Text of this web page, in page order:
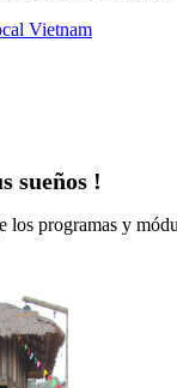
Vietnam
sueños !
los programas y